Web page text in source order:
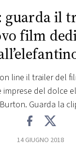
guarda il
film
line il trailer del
imprese del dolce
Burton. Guarda la
14 GIUGNO 2018